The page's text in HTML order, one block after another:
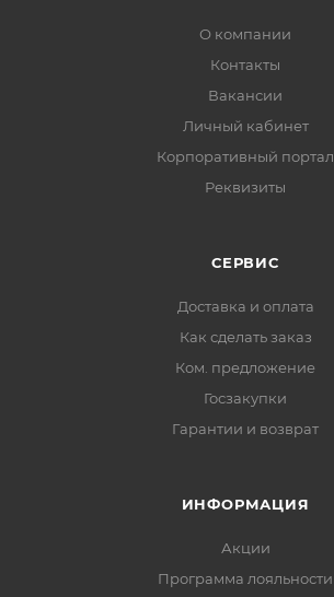
О компании
Контакты
Вакансии
Личный кабинет
Корпоративный портал
Реквизиты
СЕРВИС
Доставка и оплата
Как сделать заказ
Ком. предложение
Госзакупки
Гарантии и возврат
ИНФОРМАЦИЯ
Акции
Программа лояльности